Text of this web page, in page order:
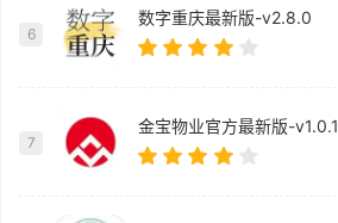
6
数字重庆最新版-v2.8.0
7
金宝物业官方最新版-v1.0.1